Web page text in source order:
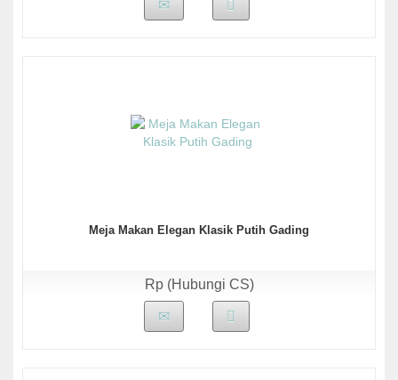
Meja Makan Elegan Klasik Putih Gading
Rp (Hubungi CS)